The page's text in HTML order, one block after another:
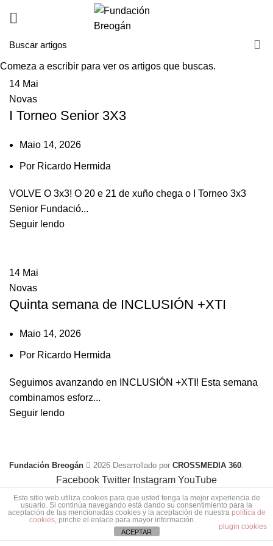
14 Mai
Novas
I Torneo Senior 3X3
Maio 14, 2026
Por Ricardo Hermida
VOLVE O 3x3! O 20 e 21 de xuño chega o I Torneo 3x3
Senior Fundació...
Seguir lendo
14 Mai
Novas
Quinta semana de INCLUSIÓN +XTI
Maio 14, 2026
Por Ricardo Hermida
Seguimos avanzando en INCLUSIÓN +XTI! Esta semana
combinamos esforz...
Seguir lendo
Fundación Breogán 2026 Desarrollado por CROSSMEDIA 360.
Facebook Twitter Instagram YouTube
Comeza a escribir para ver os artigos que buscas.
Este sitio web utiliza cookies para que usted tenga la mejor experiencia de
usuario. Si continúa navegando está dando su consentimiento para la
aceptación de las mencionadas cookies y la aceptación de nuestra política de
cookies, pinche el enlace para mayor información.
plugin cookies
ACEPTAR